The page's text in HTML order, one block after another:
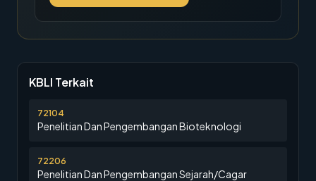
KBLI Terkait
72104
Penelitian Dan Pengembangan Bioteknologi
72206
Penelitian Dan Pengembangan Sejarah/Cagar